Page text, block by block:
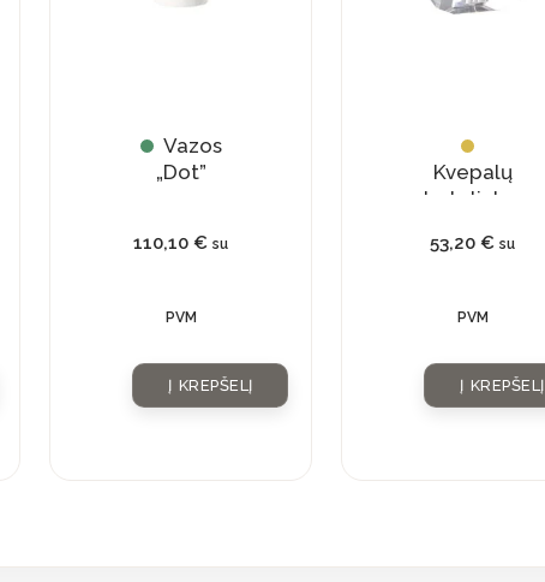
Vazos
„Dot”
110,10€ su
PVM
Į KREPŠELĮ
Kvepalų
buteliukas
natūraliu
53,20€ su
PVM
Į KREPŠELĮ